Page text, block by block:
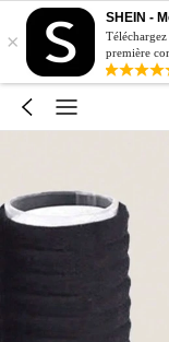
×
SHEIN -
première